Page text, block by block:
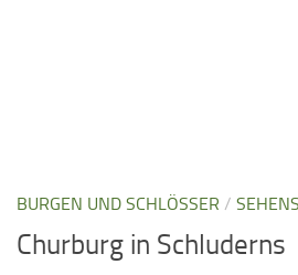
BURGEN UND SCHLÖSSER /
Churburg in Schluderns